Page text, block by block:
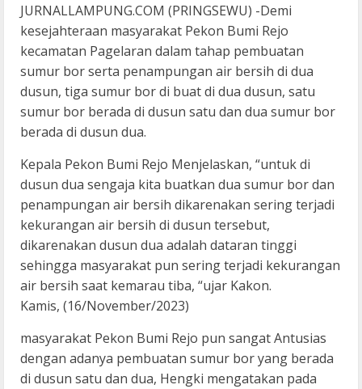
JURNALLAMPUNG.COM (PRINGSEWU) -Demi
kesejahteraan masyarakat Pekon Bumi Rejo
kecamatan Pagelaran dalam tahap pembuatan
sumur bor serta penampungan air bersih di dua
dusun, tiga sumur bor di buat di dua dusun, satu
sumur bor berada di dusun satu dan dua sumur bor
berada di dusun dua.
Kepala Pekon Bumi Rejo Menjelaskan, “untuk di
dusun dua sengaja kita buatkan dua sumur bor dan
penampungan air bersih dikarenakan sering terjadi
kekurangan air bersih di dusun tersebut,
dikarenakan dusun dua adalah dataran tinggi
sehingga masyarakat pun sering terjadi kekurangan
air bersih saat kemarau tiba, “ujar Kakon.
Kamis, (16/November/2023)
masyarakat Pekon Bumi Rejo pun sangat Antusias
dengan adanya pembuatan sumur bor yang berada
di dusun satu dan dua, Hengki mengatakan pada